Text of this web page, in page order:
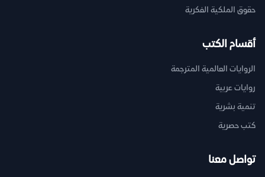
حقوق الملكية الفكرية
أقسام الكتب
الروايات العالمية المترجمة
روايات عربية
تنمية بشرية
كتب حصرية
تواصل معنا